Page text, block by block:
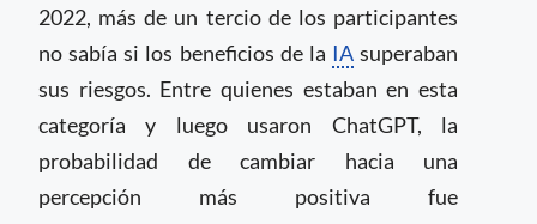
2022, más de un tercio de los participantes
no sabía si los beneficios de la IAsuperaban
sus riesgos. Entre quienes estaban en esta
categoría y luego usaron ChatGPT, la
probabilidad de cambiar hacia una
percepción más positiva fue